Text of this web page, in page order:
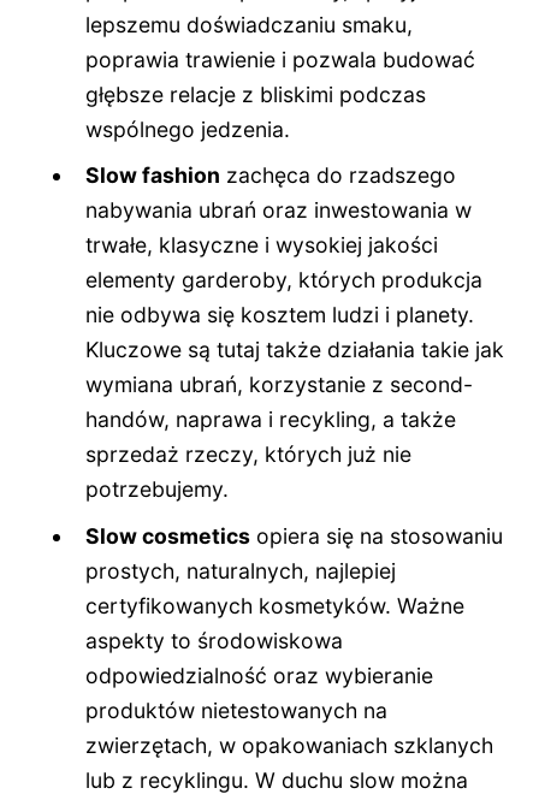
lepszemu doświadczaniu smaku,
poprawia trawienie i pozwala budować
głębsze relacje z bliskimi podczas
wspólnego jedzenia.
Slow fashion zachęca do rzadszego
nabywania ubrań oraz inwestowania w
trwałe, klasyczne i wysokiej jakości
elementy garderoby, których produkcja
nie odbywa się kosztem ludzi i planety.
Kluczowe są tutaj także działania takie jak
wymiana ubrań, korzystanie z second-
handów, naprawa i recykling, a także
sprzedaż rzeczy, których już nie
potrzebujemy.
Slow cosmetics opiera się na stosowaniu
prostych, naturalnych, najlepiej
certyfikowanych kosmetyków. Ważne
aspekty to środowiskowa
odpowiedzialność oraz wybieranie
produktów nietestowanych na
zwierzętach, w opakowaniach szklanych
lub z recyklingu. W duchu slow można